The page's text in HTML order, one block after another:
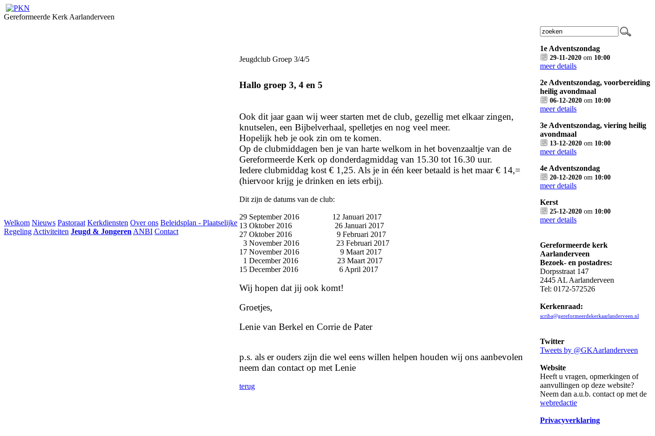
Gereformeerde Kerk Aarlanderveen
Welkom Nieuws Pastoraat Kerkdiensten Over ons Beleidsplan - Plaatselijke
Regeling Activiteiten Jeugd & Jongeren ANBI Contact
Jeugdclub Groep 3/4/5
Hallo groep 3, 4 en 5
Ook dit jaar gaan wij weer starten met de club, gezellig met elkaar zingen,
knutselen, een Bijbelverhaal, spelletjes en nog veel meer.
Hopelijk heb je ook zin om te komen.
Op de clubmiddagen ben je van harte welkom in het bovenzaaltje van de
Gereformeerde Kerk op donderdagmiddag van 15.30 tot 16.30 uur.
Iedere clubmiddag kost € 1,25. Als je in één keer betaald is het maar € 14,=
(hiervoor krijg je drinken en iets erbij).
Dit zijn de datums van de club:
29 September 2016 12 Januari 2017
13 Oktober 2016 26 Januari 2017
27 Oktober 2016 9 Februari 2017
3 November 2016 23 Februari 2017
17 November 2016 9 Maart 2017
1 December 2016 23 Maart 2017
15 December 2016 6 April 2017
Wij hopen dat jij ook komt!
Groetjes,
Lenie van Berkel en Corrie de Pater
p.s. als er ouders zijn die wel eens willen helpen houden wij ons aanbevolen
neem dan contact op met Lenie
terug
1e Adventszondag
29-11-2020 om 10:00
meer details
2e Adventszondag, voorbereiding
heilig avondmaal
06-12-2020 om 10:00
meer details
3e Adventszondag, viering heilig
avondmaal
13-12-2020 om 10:00
meer details
4e Adventszondag
20-12-2020 om 10:00
meer details
Kerst
25-12-2020 om 10:00
meer details
Gereformeerde kerk
Aarlanderveen
Bezoek- en postadres:
Dorpsstraat 147
2445 AL Aarlanderveen
Tel: 0172-572526
Kerkenraad:
scriba@gereformeerdekerkaarlanderveen.nl
Twitter
Tweets by @GKAarlanderveen
Website
Heeft u vragen, opmerkingen of
aanvullingen op deze website?
Neem dan a.u.b. contact op met de
webredactie
Privacyverklaring